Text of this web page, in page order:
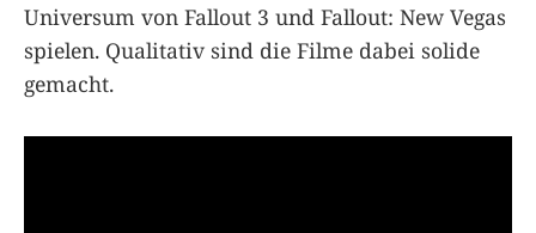
Universum von Fallout 3 und Fallout: New Vegas
spielen. Qualitativ sind die Filme dabei solide
gemacht.